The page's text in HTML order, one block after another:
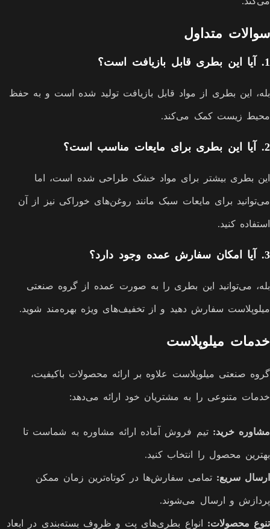
سوالات متداول
1. آیا این بطری قابل بازیافت است؟
بله، این بطری از مواد قابل بازیافت تولید شده است و به حفظ
محیط زیست کمک می‌کند.
2. آیا این بطری برای مایعات مناسب است؟
این بطری بیشتر برای مواد خشک طراحی شده است، اما
می‌توانید برای مایعات سبک مانند روغن‌های خوراکی نیز از آن
استفاده کنید.
3. آیا امکان سفارش عمده وجود دارد؟
بله، می‌توانید این بطری را به صورت عمده از گروه صنعتی
میلوپلاست سفارش دهید و از تخفیف‌های ویژه بهره‌مند شوید.
خدمات میلوپلاست
گروه صنعتی میلوپلاست علاوه بر ارائه محصولات باکیفیت،
خدمات متنوعی را به مشتریان خود ارائه می‌دهد:
مشاوره خرید: تیم فروش آماده ارائه مشاوره به شماست تا
بهترین محصول را انتخاب کنید.
ارسال سریع: تمامی سفارش‌ها در کوتاه‌ترین زمان ممکن
پردازش و ارسال می‌شوند.
تنوع محصولات: انواع بطری‌های پت و ظروف بسته‌بندی در ابعاد